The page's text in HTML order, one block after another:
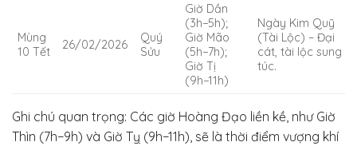
Mùng
10 Tết
26/02/2026
Quý
Sửu
Giờ Dần
(3h−5h);
Giờ Mão
(5h−7h);
Giờ Tị
(9h−11h)
Ngày Kim Quỹ
(Tài Lộc) – Đại
cát, tài lộc sung
túc.
Ghi chú quan trọng: Các giờ Hoàng Đạo liền kề, như Giờ
Thìn (7h−9h) và Giờ Tỵ (9h−11h), sẽ là thời điểm vượng khí